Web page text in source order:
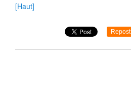
[Haut]
Repost